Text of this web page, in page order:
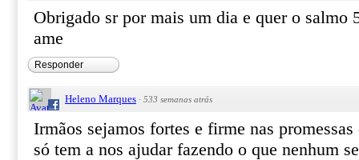
Obrigado sr por mais um dia e quer o salmo
ame
Responder
Heleno Marques · 533 semanas atrás
Irmãos sejamos fortes e firme nas
só tem a nos ajudar fazendo o que nenhum